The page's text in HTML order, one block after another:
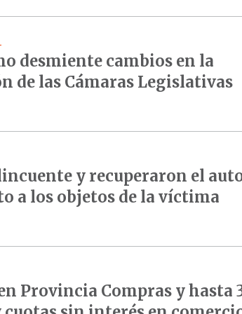
desmiente cambios en la
de las Cámaras Legislativas
y recuperaron el
a los objetos de la víctima
Provincia Compras y hasta